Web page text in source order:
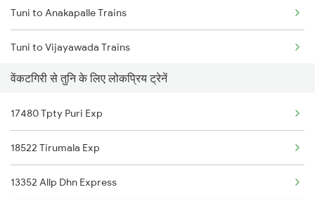
Venkatagiri to Nidadavolu Trains
Venkatagiri to Rajahmundry Trains
Venkatagiri to Anaparthy Trains
Venkatagiri to Kaikaluru Trains
Tuni to Anakapalle Trains
Tuni to Vijayawada Trains
Tuni to Annavaram Trains
Tuni to Tadepalligudem Trains
Tuni to Nidadavolu Trains
Tuni to Yellamanchili Trains
वेंकटगिरी से तुनि के लिए लोकप्रिय ट्रेनें
17480 Tpty Puri Exp
18522 Tirumala Exp
13352 Allp Dhn Express